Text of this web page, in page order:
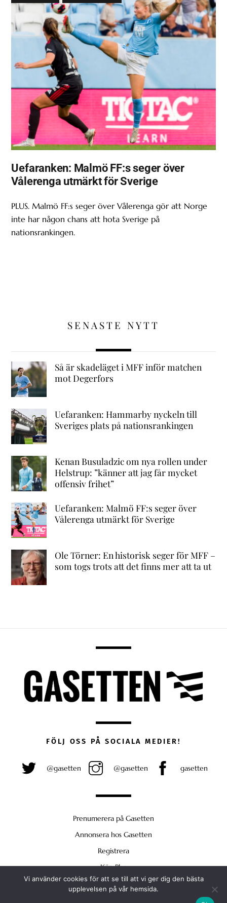
Uefaranken: Malmö FF:s seger över
Vålerenga utmärkt för Sverige
PLUS. Malmö FF:s seger över Vålerenga gör att Norge
inte har någon chans att hota Sverige på
nationsrankingen.
SENASTE NYTT
Så är skadeläget i MFF inför matchen
mot Degerfors
Uefaranken: Hammarby nyckeln till
Sveriges plats på nationsrankingen
Kenan Busuladzic om nya rollen under
Helstrup: ”känner att jag får mycket
offensiv frihet”
Uefaranken: Malmö FF:s seger över
Vålerenga utmärkt för Sverige
Ole Törner: En historisk seger för MFF –
som togs trots att det finns mer att ta ut
To
FÖLJ OSS PÅ SOCIALA MEDIER!
@gasetten @gasetten gasetten
Prenumerera på Gasetten
Annonsera hos Gasetten
Registrera
Köp Plus
Vi använder cookies för att se till att vi ger dig den bästa
upplevelsen på vår hemsida.